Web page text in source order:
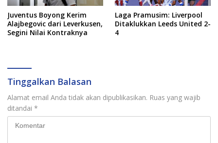
Juventus Boyong Kerim
Alajbegovic dari Leverkusen,
Segini Nilai Kontraknya
Laga Pramusim: Liverpool
Ditaklukkan Leeds United 2-
4
Tinggalkan Balasan
Alamat email Anda tidak akan dipublikasikan. Ruas yang wajib
ditandai *